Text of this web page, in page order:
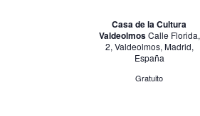
Casa de la Cultura
ValdeolmosCalle Florida,
2, Valdeolmos, Madrid,
España
Gratuito